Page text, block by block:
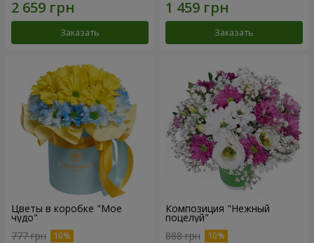
Заказать Заказать
Цветы в коробке "Мое
чудо"
777 грн
Композиция "Нежный
поцелуй"
888 грн